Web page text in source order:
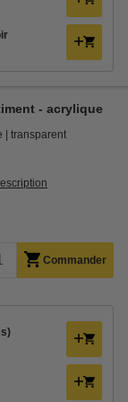
- acrylique
transparent
Commander